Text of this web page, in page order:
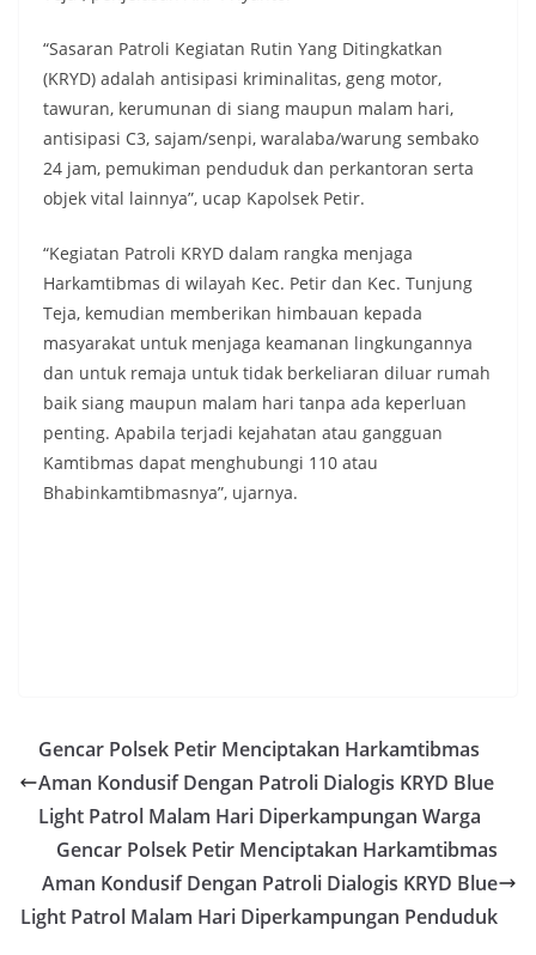
“Sasaran Patroli Kegiatan Rutin Yang Ditingkatkan
(KRYD) adalah antisipasi kriminalitas, geng motor,
tawuran, kerumunan di siang maupun malam hari,
antisipasi C3, sajam/senpi, waralaba/warung sembako
24 jam, pemukiman penduduk dan perkantoran serta
objek vital lainnya”, ucap Kapolsek Petir.
“Kegiatan Patroli KRYD dalam rangka menjaga
Harkamtibmas di wilayah Kec. Petir dan Kec. Tunjung
Teja, kemudian memberikan himbauan kepada
masyarakat untuk menjaga keamanan lingkungannya
dan untuk remaja untuk tidak berkeliaran diluar rumah
baik siang maupun malam hari tanpa ada keperluan
penting. Apabila terjadi kejahatan atau gangguan
Kamtibmas dapat menghubungi 110 atau
Bhabinkamtibmasnya”, ujarnya.
Gencar Polsek Petir Menciptakan Harkamtibmas
Aman Kondusif Dengan Patroli Dialogis KRYD Blue
Light Patrol Malam Hari Diperkampungan Warga
Gencar Polsek Petir Menciptakan Harkamtibmas
Aman Kondusif Dengan Patroli Dialogis KRYD Blue
Light Patrol Malam Hari Diperkampungan Penduduk